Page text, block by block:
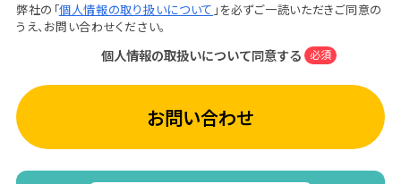
弊社の「個人情報の取り扱いについて 」を必ずご一読いただきご同意の
うえ、お問い合わせください。
個人情報の取扱いについて同意する 必須
お問い合わせ